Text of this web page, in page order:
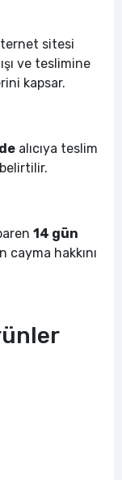
sitesi
ve teslimine
kapsar.
alıcıya teslim
14 gün
hakkını